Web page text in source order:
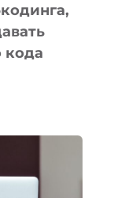
кода